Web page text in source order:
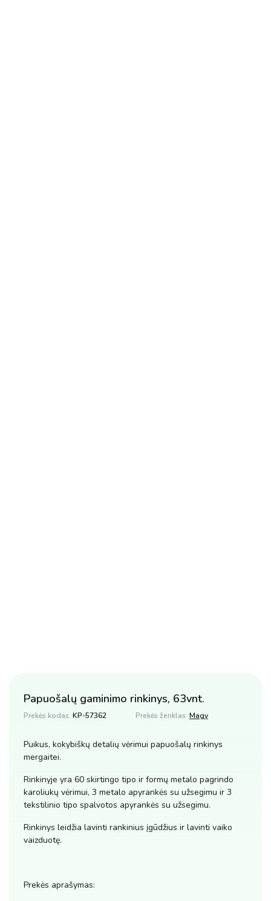
Papuošalų gaminimo rinkinys, 63vnt.
Prekės kodas: KP-57362 Prekės ženklas: Magy
Puikus, kokybiškų detalių vėrimui papuošalų rinkinys
mergaitei.
Rinkinyje yra 60 skirtingo tipo ir formų metalo pagrindo
karoliukų vėrimui, 3 metalo apyrankės su užsegimu ir 3
tekstilinio tipo spalvotos apyrankės su užsegimu.
Rinkinys leidžia lavinti rankinius įgūdžius ir lavinti vaiko
vaizduotę.
Prekės aprašymas: